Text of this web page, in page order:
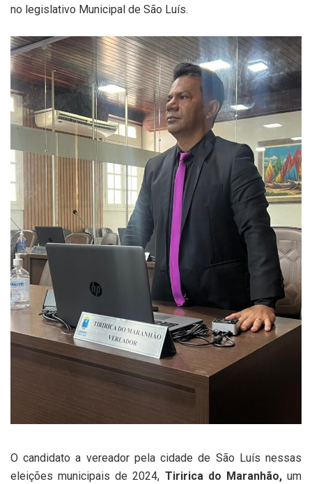
no legislativo Municipal de São Luís.
O candidato a vereador pela cidade de São Luís nessas
eleições municipais de 2024, Tiririca do Maranhão,um